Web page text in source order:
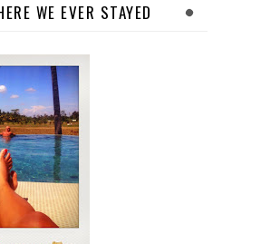
WE EVER STAYED